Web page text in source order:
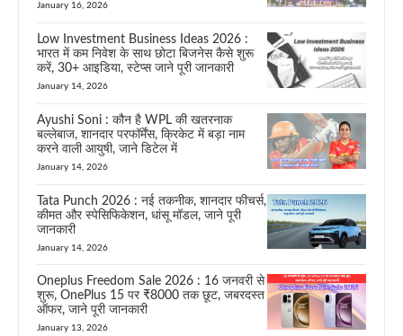
January 16, 2026
Low Investment Business Ideas 2026 :
भारत में कम निवेश के साथ छोटा बिजनेस कैसे शुरू
करें, 30+ आइडिया, स्टेप्स जाने पूरी जानकारी
January 14, 2026
Ayushi Soni : कौन है WPL की खतरनाक
बल्लेबाज, शानदार परफॉर्मेंस, क्रिकेट में बड़ा नाम
करने वाली आयुषी, जाने डिटेल में
January 14, 2026
Tata Punch 2026 : नई तकनीक, शानदार फीचर्स,
कीमत और स्पेसिफिकेशन, धांसू मॉडल, जाने पूरी
जानकारी
January 14, 2026
Oneplus Freedom Sale 2026 : 16 जनवरी से
शुरू, OnePlus 15 पर ₹8000 तक छूट, जबरदस्त
ऑफर, जाने पूरी जानकारी
January 13, 2026